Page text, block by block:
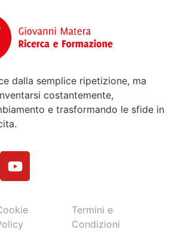
dalla semplice ripetizione, ma
costantemente,
e trasformando le sfide in
Termini e
Condizioni